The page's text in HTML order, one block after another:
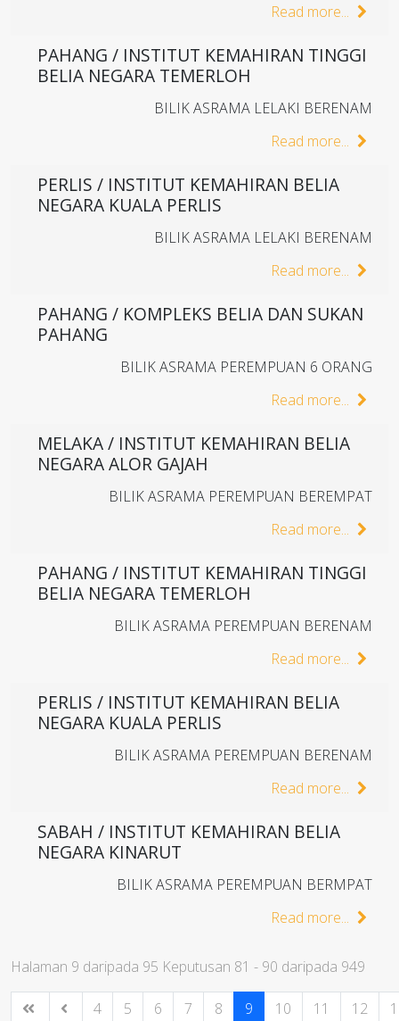
Read more...
PAHANG / INSTITUT KEMAHIRAN TINGGI
BELIA NEGARA TEMERLOH
BILIK ASRAMA LELAKI BERENAM
Read more...
PERLIS / INSTITUT KEMAHIRAN BELIA
NEGARA KUALA PERLIS
BILIK ASRAMA LELAKI BERENAM
Read more...
PAHANG / KOMPLEKS BELIA DAN SUKAN
PAHANG
BILIK ASRAMA PEREMPUAN 6 ORANG
Read more...
MELAKA / INSTITUT KEMAHIRAN BELIA
NEGARA ALOR GAJAH
BILIK ASRAMA PEREMPUAN BEREMPAT
Read more...
PAHANG / INSTITUT KEMAHIRAN TINGGI
BELIA NEGARA TEMERLOH
BILIK ASRAMA PEREMPUAN BERENAM
Read more...
PERLIS / INSTITUT KEMAHIRAN BELIA
NEGARA KUALA PERLIS
BILIK ASRAMA PEREMPUAN BERENAM
Read more...
SABAH / INSTITUT KEMAHIRAN BELIA
NEGARA KINARUT
BILIK ASRAMA PEREMPUAN BERMPAT
Read more...
Halaman 9 daripada 95 Keputusan 81 - 90 daripada 949
4 5 6 7 8 9 10 11 12